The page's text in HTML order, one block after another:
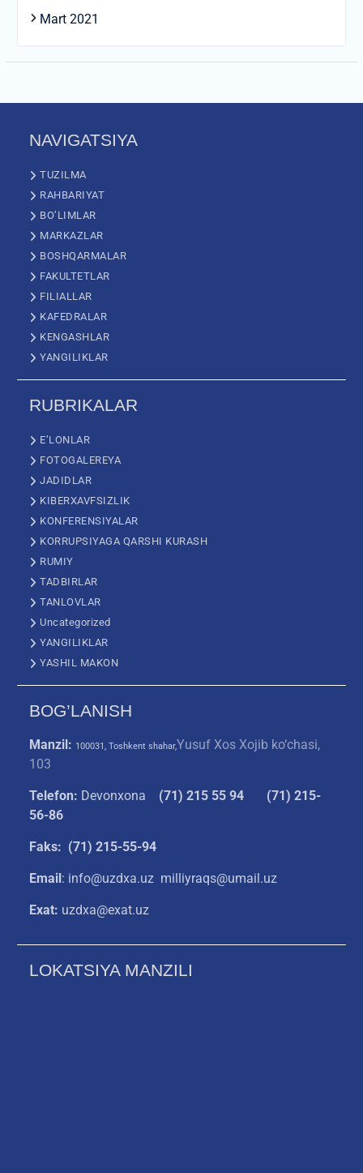
Mart 2021
NAVIGATSIYA
TUZILMA
RAHBARIYAT
BO’LIMLAR
MARKAZLAR
BOSHQARMALAR
FAKULTETLAR
FILIALLAR
KAFEDRALAR
KENGASHLAR
YANGILIKLAR
RUBRIKALAR
E’LONLAR
FOTOGALEREYA
JADIDLAR
KIBERXAVFSIZLIK
KONFERENSIYALAR
KORRUPSIYAGA QARSHI KURASH
RUMIY
TADBIRLAR
TANLOVLAR
Uncategorized
YANGILIKLAR
YASHIL MAKON
BOG’LANISH
Manzil: 100031, Toshkent shahar,Yusuf Xos Xojib ko‘chasi,
103
Telefon: Devonxona (71) 215 55 94
(71) 215-
56-86
Faks: (71) 215-55-94
Email: info@uzdxa.uz milliyraqs@umail.uz
Exat: uzdxa@exat.uz
LOKATSIYA MANZILI